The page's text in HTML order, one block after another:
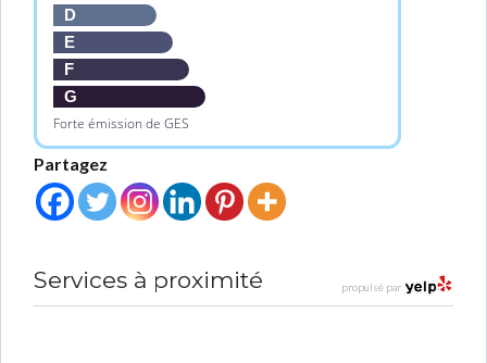
D
E
F
G
Forte émission de GES
Partagez
propulsé par
Services à proximité